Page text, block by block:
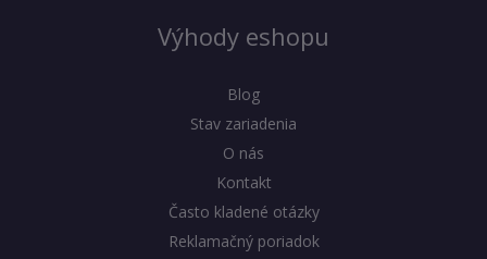
Výhody eshopu
Blog
Stav zariadenia
O nás
Kontakt
Často kladené otázky
Reklamačný poriadok